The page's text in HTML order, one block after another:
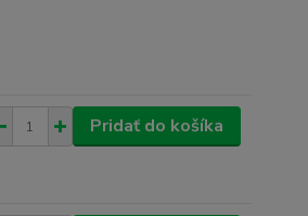
Pridať do košíka